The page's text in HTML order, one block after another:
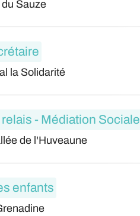
Sauze
la Solidarité
- Médiation Sociale
de l'Huveaune
enfants